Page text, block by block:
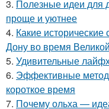
3. Полезные идеи для
проще и уютнее
4. Какие
Дону во время
5. Удивительные
6. Эффективные
короткое время
7. Почему ольха —